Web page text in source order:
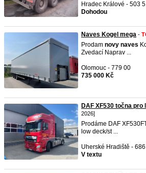
Hradec Králové - 503
Dohodou
Naves Kogel mega -
Prodam novy naves
Zvedací Naprav ...
Olomouc - 779 00
735 000 Kč
DAF XF530 točna pro
2026]
Prodáme DAF
low deck/st ...
Uherské Hradiště -
V textu